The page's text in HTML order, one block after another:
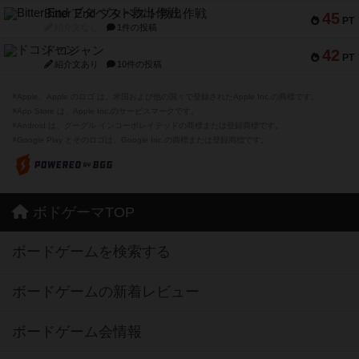
45 PT
Bitter End ブタペスト救出作戦
1件の投稿
42 PT
ドコジャン
紹介文あり 10件の投稿
ボドゲーマTOP
ボードゲームを検索する
ボードゲームの新着レビュー
ボードゲーム会情報